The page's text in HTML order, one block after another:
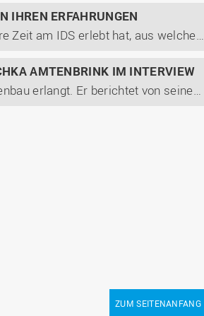
IHREN ERFAHRUNGEN
Das duale Studium am IDS muss nicht nach dem Bachelor enden. Wie Tanja Suilmann ihre Zeit am IDS erlebt hat, aus welchen Gründen sie sich nach ihrem dualen Bachelor noch für den dualen Master entschied, berichtet sie im Interview. Außerdem berichtet sie unter anderem von ihrem Arbeitsalltag und den ...
AMTENBRINK IM INTERVIEW
Amtenbrink hat 2017 seinen Bachelor of Engineering in der der Studienrichtung Maschinenbau erlangt. Er berichtet von seinem bisherigen Karriereweg und warum er sich für einen Mittelständler statt eines Großkonzerns als Arbeitgeber entschied. Außerdem gibt er Einblicke in seinen Arbeitsalltag und ...
ZUM SEITENANFANG